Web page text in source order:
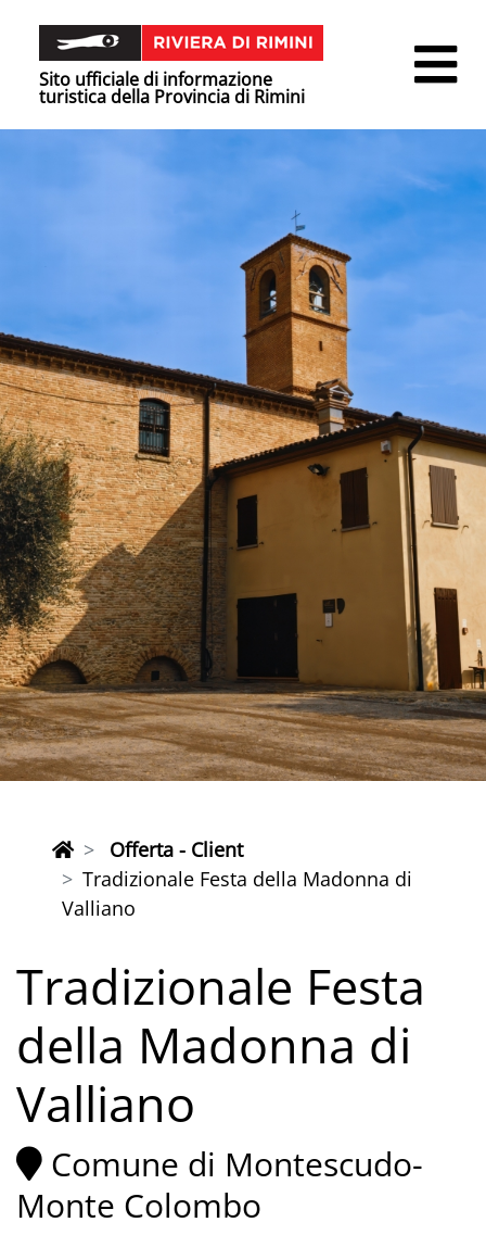
Sito ufficiale di informazione
turistica della Provincia di Rimini
Offerta - Client
Tradizionale Festa della Madonna di
Valliano
Tradizionale Festa
della Madonna di
Valliano
Comune di Montescudo-
Monte Colombo